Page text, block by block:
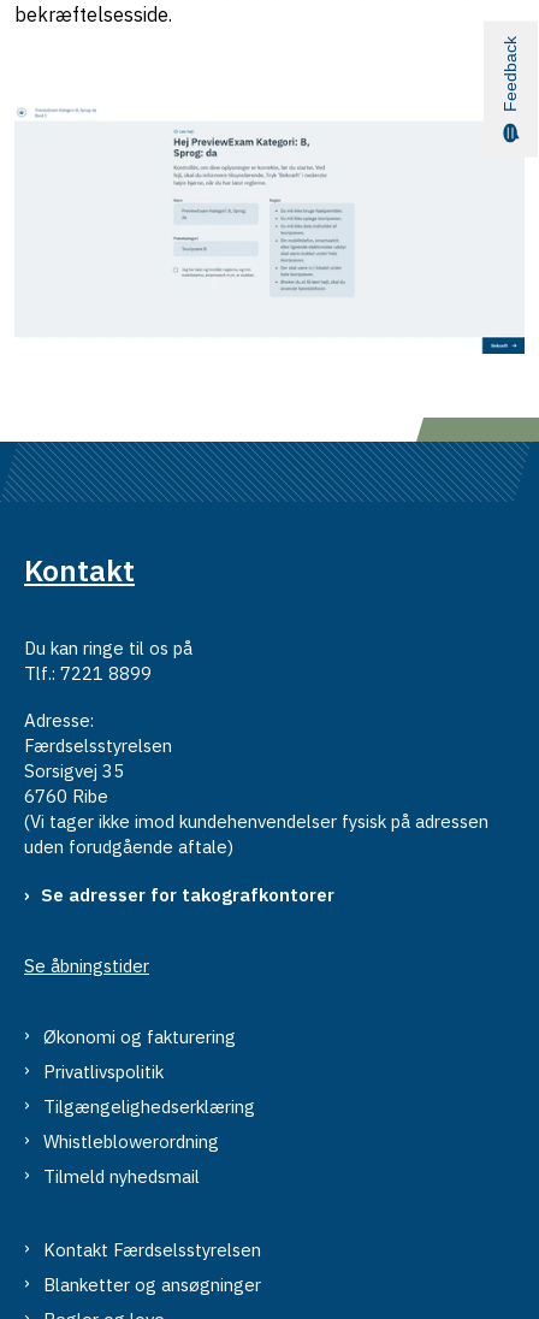
bekræftelsesside.
Kontakt
Du kan ringe til os på
Tlf.: 7221 8899
Adresse:
Færdselsstyrelsen
Sorsigvej 35
6760 Ribe
(Vi tager ikke imod kundehenvendelser fysisk på adressen
uden forudgående aftale)
Se adresser for takografkontorer
Se åbningstider
Økonomi og fakturering
Privatlivspolitik
Tilgængelighedserklæring
Whistleblowerordning
Tilmeld nyhedsmail
Kontakt Færdselsstyrelsen
Blanketter og ansøgninger
Feedback